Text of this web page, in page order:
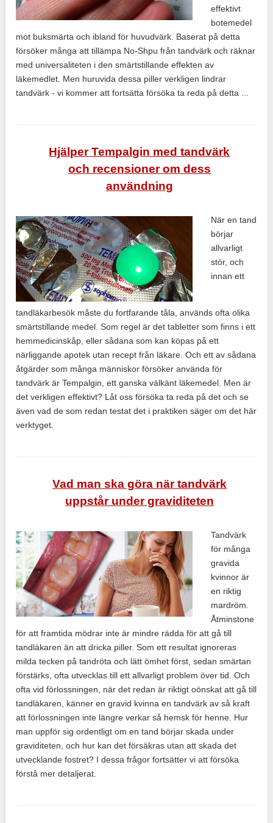
effektivt
botemedel
mot buksmärta och ibland för huvudvärk. Baserat på detta
försöker många att tillämpa No-Shpu från tandvärk och räknar
med universaliteten i den smärtstillande effekten av
läkemedlet. Men huruvida dessa piller verkligen lindrar
tandvärk - vi kommer att fortsätta försöka ta reda på detta ...
Hjälper Tempalgin med tandvärk
och recensioner om dess
användning
När en tand
börjar
allvarligt
stör, och
innan ett
tandläkarbesök måste du fortfarande tåla, används ofta olika
smärtstillande medel. Som regel är det tabletter som finns i ett
hemmedicinskåp, eller sådana som kan köpas på ett
närliggande apotek utan recept från läkare. Och ett av sådana
åtgärder som många människor försöker använda för
tandvärk är Tempalgin, ett ganska välkänt läkemedel. Men är
det verkligen effektivt? Låt oss försöka ta reda på det och se
även vad de som redan testat det i praktiken säger om det här
verktyget.
Vad man ska göra när tandvärk
uppstår under graviditeten
Tandvärk
för många
gravida
kvinnor är
en riktig
mardröm.
Åtminstone
för att framtida mödrar inte är mindre rädda för att gå till
tandläkaren än att dricka piller. Som ett resultat ignoreras
milda tecken på tandröta och lätt ömhet först, sedan smärtan
förstärks, ofta utvecklas till ett allvarligt problem över tid. Och
ofta vid förlossningen, när det redan är riktigt oönskat att gå till
tandläkaren, känner en gravid kvinna en tandvärk av så kraft
att förlossningen inte längre verkar så hemsk för henne. Hur
man uppför sig ordentligt om en tand börjar skada under
graviditeten, och hur kan det försäkras utan att skada det
utvecklande fostret? I dessa frågor fortsätter vi att försöka
förstå mer detaljerat.